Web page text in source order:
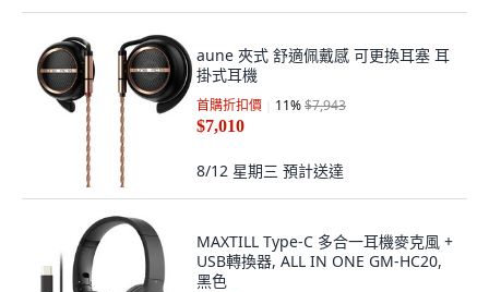
aune 夾式 舒適佩戴感 可更換耳塞 耳
掛式耳機
首購折扣價 11%$7,943
$7,010
8/12 星期三 預計送達
MAXTILL Type-C 多合一耳機麥克風 +
USB轉換器, ALL IN ONE GM-HC20,
黑色